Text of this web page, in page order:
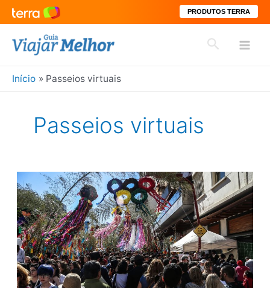
PRODUTOS TERRA
para
conteúdo
Pesquisar
Início Passeios virtuais
Passeios virtuais